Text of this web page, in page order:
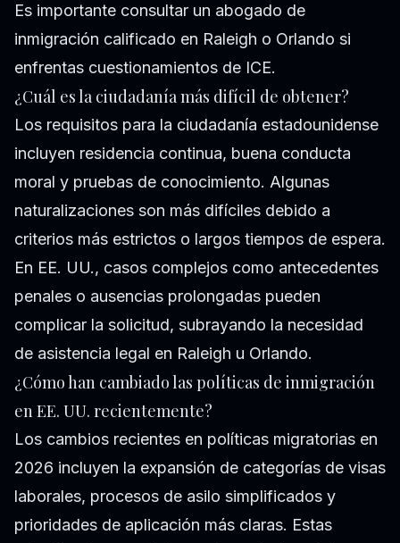
Es importante consultar un abogado de
inmigración calificado en Raleigh o Orlando si
enfrentas cuestionamientos de ICE.
¿Cuál es la ciudadanía más difícil de obtener?
Los requisitos para la ciudadanía estadounidense
incluyen residencia continua, buena conducta
moral y pruebas de conocimiento. Algunas
naturalizaciones son más difíciles debido a
criterios más estrictos o largos tiempos de espera.
En EE. UU., casos complejos como antecedentes
penales o ausencias prolongadas pueden
complicar la solicitud, subrayando la necesidad
de asistencia legal en Raleigh u Orlando.
¿Cómo han cambiado las políticas de inmigración
en EE. UU. recientemente?
Los cambios recientes en políticas migratorias en
2026 incluyen la expansión de categorías de visas
laborales, procesos de asilo simplificados y
prioridades de aplicación más claras. Estas